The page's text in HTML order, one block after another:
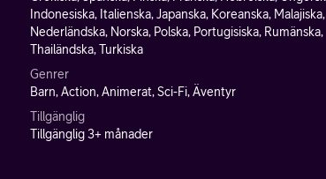
Indonesiska, Italienska, Japanska, Koreanska, Malajiska,
Nederländska, Norska, Polska, Portugisiska, Rumänska,
Thailändska, Turkiska
Genrer
Barn, Action, Animerat, Sci-Fi, Äventyr
Tillgänglig
Tillgänglig 3+ månader